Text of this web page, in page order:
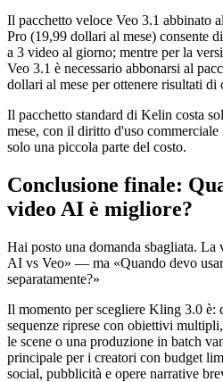
Il pacchetto veloce Veo 3.1 abbinato
Pro (19,99 dollari al mese) consente
a 3 video al giorno; mentre per la
Veo 3.1 è necessario abbonarsi al
dollari al mese per ottenere risultati di
Il pacchetto standard di Kelin costa
mese, con il diritto d'uso
solo una piccola parte del costo.
Conclusione finale:
video AI è migliore?
Hai posto una domanda sbagliata.
AI vs Veo» — ma «Quando devo
separatamente?»
Il momento per scegliere Kling 3.0 è:
sequenze riprese con obiettivi
le scene o una produzione in batch
principale per i creatori con budget
social, pubblicità e opere narrative